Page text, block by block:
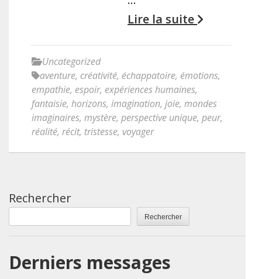
Lire la suite
Uncategorized
aventure, créativité, échappatoire, émotions,
empathie, espoir, expériences humaines,
fantaisie, horizons, imagination, joie, mondes
imaginaires, mystère, perspective unique, peur,
réalité, récit, tristesse, voyager
Rechercher
Rechercher
Derniers messages